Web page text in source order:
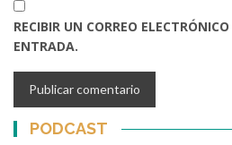
RECIBIR UN CORREO
ENTRADA.
PODCAST